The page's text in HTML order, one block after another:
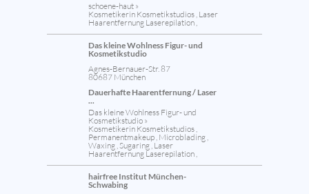
schoene-haut »
Kosmetikerin Kosmetikstudios , Laser
Haarentfernung Laserepilation ,
Das kleine Wohlness Figur- und
Kosmetikstudio
Agnes-Bernauer-Str. 87
80687 München
Dauerhafte Haarentfernung / Laser
...
Das kleine Wohlness Figur- und
Kosmetikstudio »
Kosmetikerin Kosmetikstudios ,
Permanentmakeup , Microblading ,
Waxing , Sugaring , Laser
Haarentfernung Laserepilation ,
hairfree Institut München-
Schwabing